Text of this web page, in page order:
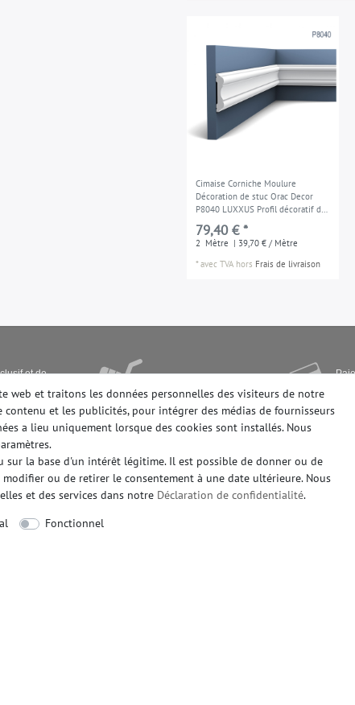
Cimaise Corniche Moulure
Décoration de stuc Orac Decor
P8040 LUXXUS Profil décoratif du
79,40 € *
2 Mètre | 39,70 € / Mètre
*avec TVA hors Frais de livraison
et de
INTERESSANT A SAVOIR
Qui sommes-nous
web et traitons les données personnelles des visiteurs de notre
et les publicités, pour intégrer des médias de fournisseurs
a lieu uniquement lorsque des cookies sont installés. Nous
sur la base d'un intérêt légitime. Il est possible de donner ou de
ou de retirer le consentement à une date ultérieure. Nous
et des services dans notre Déclaration de confidentialité.
Fonctionnel